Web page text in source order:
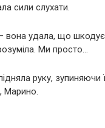
сили слухати.
вона удала, що
Ми просто…
руку, зупиняючи
Марино.